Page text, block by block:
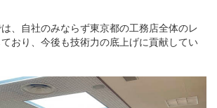
、自社のみならず東京都の工務店全体のレ
おり、今後も技術力の底上げに貢献してい